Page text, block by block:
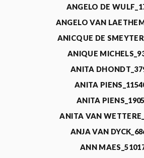
ANGELO DE
ANGELO VAN
ANICQUE DE
ANIQUE
ANITA
ANITA
ANITA
ANITA VAN
ANJA VAN
ANN